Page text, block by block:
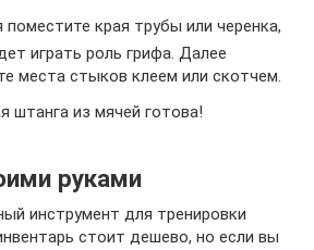
поместите края трубы или черенка,
играть роль грифа. Далее
места стыков клеем или скотчем.
штанга из мячей готова!
руками
инструмент для тренировки
стоит дешево, но если вы